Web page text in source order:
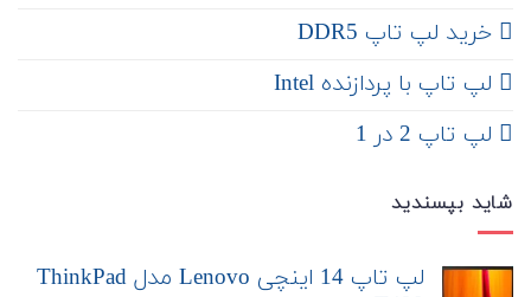
خرید لپ تاپ DDR5
لپ تاپ با پردازنده Intel
لپ تاپ 2 در 1
شاید بپسندید
لپ تاپ 14 اینچی Lenovo مدل ThinkPad